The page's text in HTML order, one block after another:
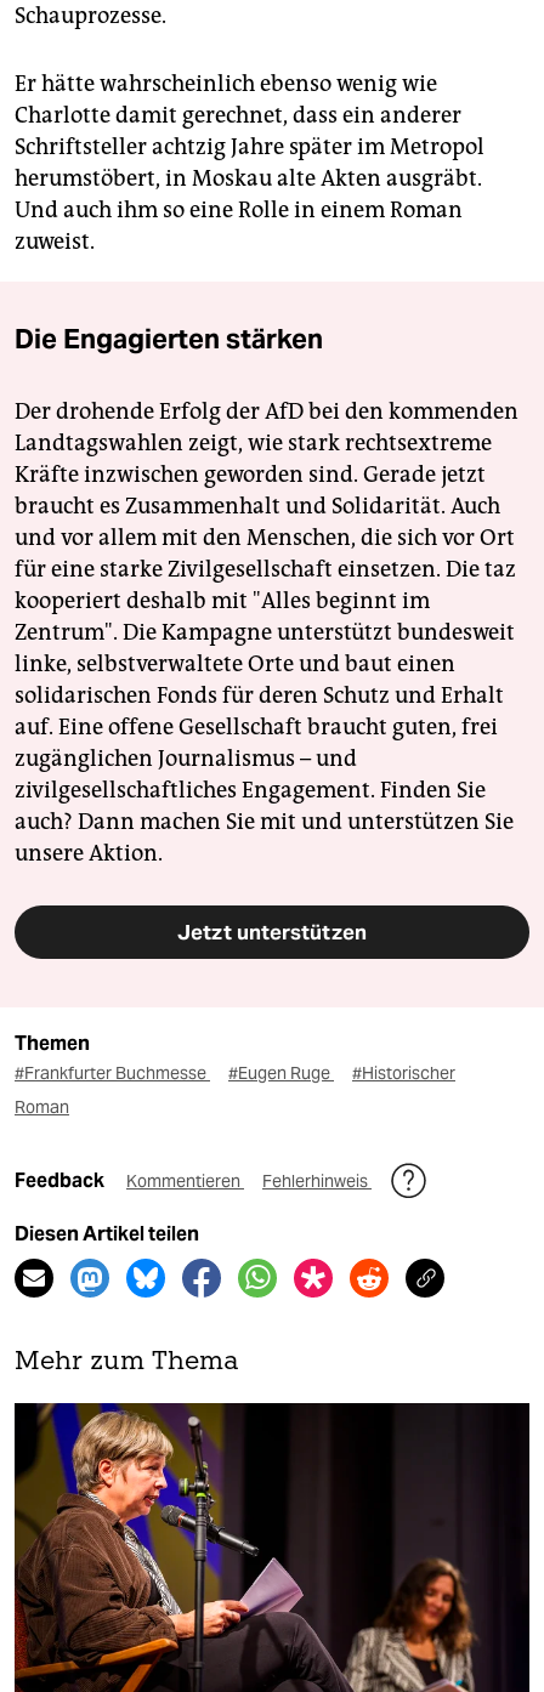
Schauprozesse.
Er hätte wahrscheinlich ebenso wenig wie
Charlotte damit gerechnet, dass ein anderer
Schriftsteller achtzig Jahre später im Metropol
herumstöbert, in Moskau alte Akten ausgräbt.
Und auch ihm so eine Rolle in einem Roman
zuweist.
Die Engagierten stärken
Der drohende Erfolg der AfD bei den kommenden
Landtagswahlen zeigt, wie stark rechtsextreme
Kräfte inzwischen geworden sind. Gerade jetzt
braucht es Zusammenhalt und Solidarität. Auch
und vor allem mit den Menschen, die sich vor Ort
für eine starke Zivilgesellschaft einsetzen. Die taz
kooperiert deshalb mit "Alles beginnt im
Zentrum". Die Kampagne unterstützt bundesweit
linke, selbstverwaltete Orte und baut einen
solidarischen Fonds für deren Schutz und Erhalt
auf. Eine offene Gesellschaft braucht guten, frei
zugänglichen Journalismus – und
zivilgesellschaftliches Engagement. Finden Sie
auch? Dann machen Sie mit und unterstützen Sie
unsere Aktion.
Jetzt unterstützen
Themen
#Frankfurter Buchmesse #Eugen Ruge
#Historischer
Roman
Feedback Kommentieren Fehlerhinweis
Diesen Artikel teilen
Mehr zum Thema